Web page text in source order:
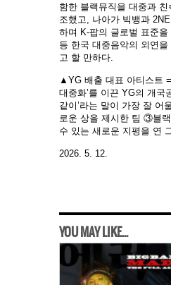
함한 블랙뮤직을 대중과 친
조했고, 나아가 빅뱅과
하며 K-팝의 글로벌 표준
등 한국 대중음악의 외연
고 할 만하다.
▲YG 배출 대표 아티스트
대중화’를 이끈 YG의 개국
같이’라는 말이 가장 잘 어
로운 상을 제시한 팀 ③블
수 있는 새로운 지평을 연
2026. 5. 12.
YOU MAY LIKE...